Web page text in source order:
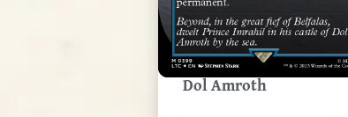
Dol Amroth